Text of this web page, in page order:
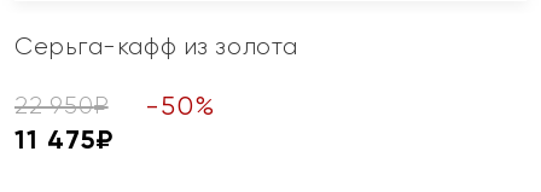
Серьга-кафф из золота
22 950₽ -50%
11 475₽